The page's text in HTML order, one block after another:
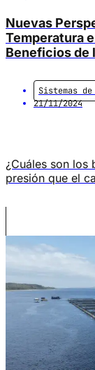
Nuevas
Temperatura
Beneficios de
Sistemas
21/11/2024
¿Cuáles son los
presión que el
para la
the Behaviour
Salar) on a
Universidad […]